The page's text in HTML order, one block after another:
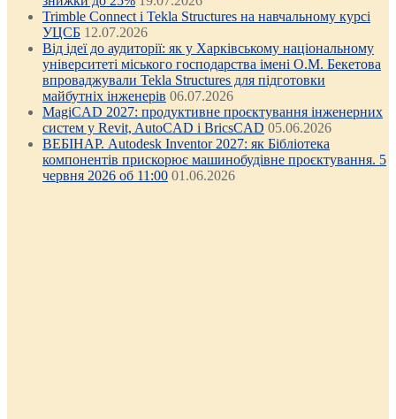
Trimble Connect і Tekla Structures на навчальному курсі
УЦСБ 12.07.2026
Від ідеї до аудиторії: як у Харківському національному
університеті міського господарства імені О.М. Бекетова
впроваджували Tekla Structures для підготовки
майбутніх інженерів 06.07.2026
MagiCAD 2027: продуктивне проєктування інженерних
систем у Revit, AutoCAD і BricsCAD 05.06.2026
ВЕБІНАР. Autodesk Inventor 2027: як Бібліотека
компонентів прискорює машинобудівне проєктування. 5
червня 2026 об 11:00 01.06.2026